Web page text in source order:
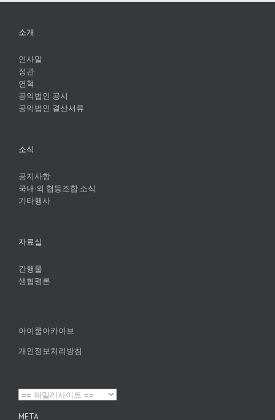
소개
인사말
정관
연혁
공익법인 공시
공익법인 결산서류
소식
공지사항
국내·외 협동조합 소식
기타행사
자료실
간행물
생협평론
아이쿱아카이브
개인정보처리방침
META